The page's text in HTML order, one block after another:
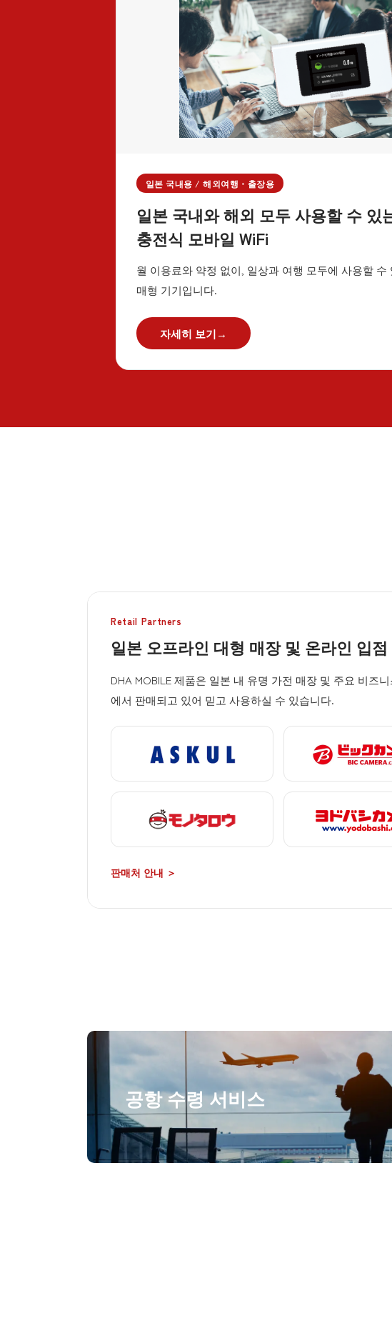
일본 국내용 / 해외여행・출장용
일본 국내와 해외 모두 사용할 수 있
충전식 모바일 WiFi
월 이용료와 약정 없이, 일상과 여행 모두에 사용할 수
매형 기기입니다.
자세히 보기
Retail Partners
일본 오프라인 대형 매장 및 온라인 입점
DHA MOBILE 제품은 일본 내 유명 가전 매장 및 주요 비즈
에서 판매되고 있어 믿고 사용하실 수 있습니다.
판매처 안내
공항 수령 서비스